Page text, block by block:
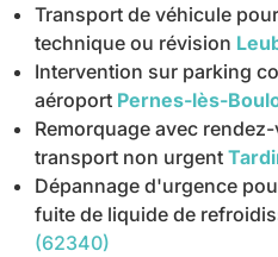
Transport de véhicule
technique ou révision
Intervention sur parking
aéroport Pernes-lès-
Remorquage avec
transport non urgent
Dépannage d'urgence
fuite de liquide de
(62340)